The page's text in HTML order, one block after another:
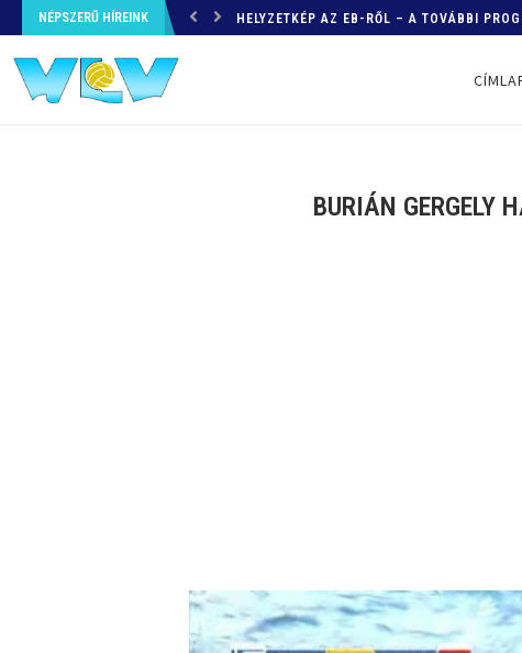
NÉPSZERŰ HÍREINK HELYZETKÉP AZ EB-RŐL – A TOVÁBBI
BURIÁN GERGELY